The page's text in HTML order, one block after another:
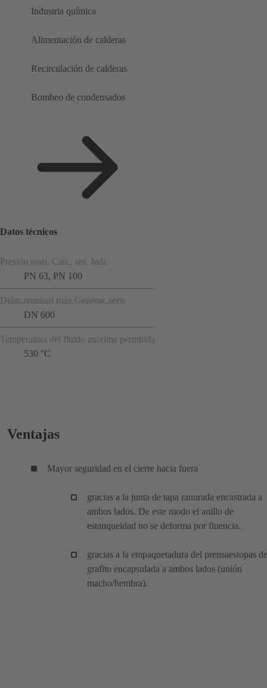
Industria química
Alimentación de calderas
Recirculación de calderas
Bombeo de condensados
Datos técnicos
Presión nom. Carc. sist. hidr.
PN 63, PN 100
Diám.nominal máx.Generac.serie
DN 600
Temperatura del fluido máxima permitida
530 °C
Ventajas
Mayor seguridad en el cierre hacia fuera
gracias a la junta de tapa ranurada encastrada a
ambos lados. De este modo el anillo de
estanqueidad no se deforma por fluencia.
gracias a la empaquetadura del prensaestopas de
grafito encapsulada a ambos lados (unión
macho/hembra).